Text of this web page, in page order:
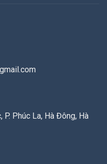
P. Phúc La, Hà Đông, Hà